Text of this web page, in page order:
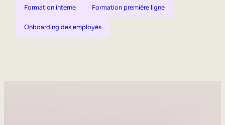
Formation interne Formation première ligne
Onboarding des employés